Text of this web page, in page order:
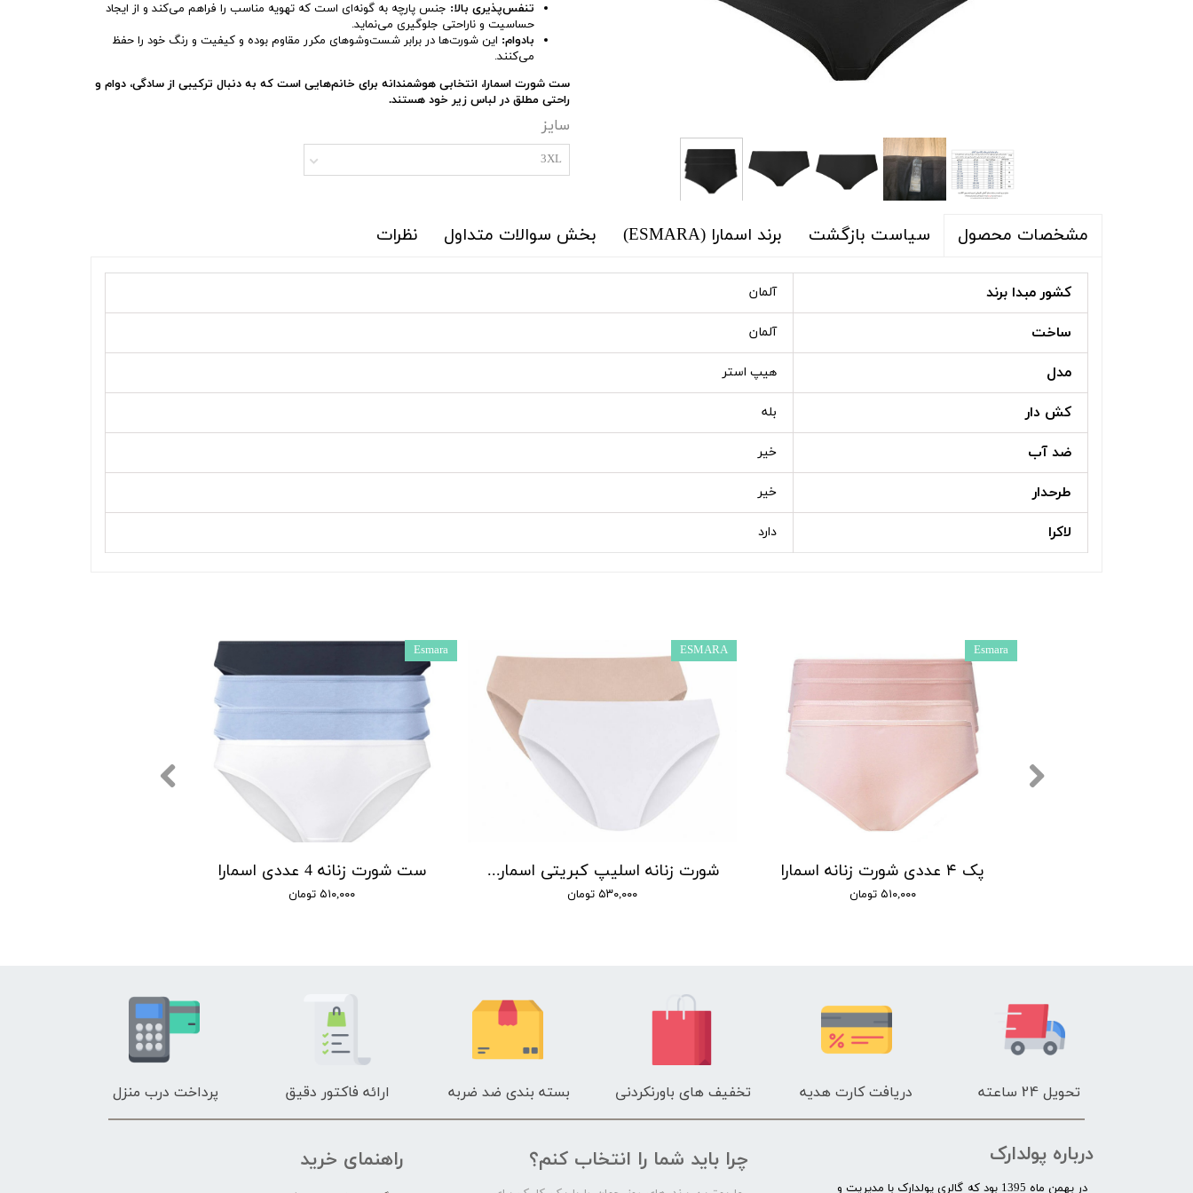
تنفس‌پذیری بالا: جنس پارچه به گونه‌ای است که تهویه مناسب را فراهم می‌کند و از ایجاد
حساسیت و ناراحتی جلوگیری می‌نماید.
بادوام: این شورت‌ها در برابر شست‌وشوهای مکرر مقاوم بوده و کیفیت و رنگ خود را حفظ
می‌کنند.
ست شورت اسمارا، انتخابی هوشمندانه برای خانم‌هایی است که به دنبال ترکیبی از سادگی، دوام و
راحتی مطلق در لباس زیر خود هستند.
سایز
3XL
مشخصات محصول سیاست بازگشت برند اسمارا (ESMARA) بخش سوالات متداول نظرات
کشور مبدا برند آلمان
ساخت آلمان
مدل هیپ استر
کش دار بله
ضد آب خیر
طرحدار خیر
لاکرا دارد
ست شورت زنانه 4 عددی اسمارا
۵۱۰,۰۰۰ تومان
Esmara
شورت زنانه اسلیپ کبریتی اسمارا مدل P00440 مجموعه 2 عددی
۵۳۰,۰۰۰ تومان
ESMARA
پک ۴ عددی شورت زنانه اسمارا
۵۱۰,۰۰۰ تومان
Esmara
تحویل 24 ساعته دریافت کارت هدیه تخفیف های باورنکردنی بسته بندی ضد ضربه ارائه فاکتور دقیق پرداخت درب منزل
درباره پولدارک
در بهمن ماه 1395 بود که گالری پولدارک با مدیریت و
راهنمای خرید چرا باید شما را انتخاب کنم؟